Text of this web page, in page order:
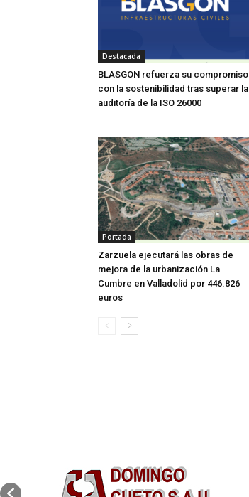
Destacada
BLASGON refuerza su compromiso
con la sostenibilidad tras superar la
auditoría de la ISO 26000
Portada
Zarzuela ejecutará las obras de
mejora de la urbanización La
Cumbre en Valladolid por 446.826
euros